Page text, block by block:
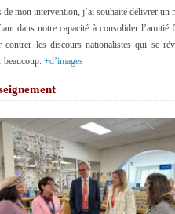
de mon intervention, j’ai souhaité délivrer un
dans notre capacité à consolider l’amitié
contrer les discours nationalistes qui se
beaucoup. +d’images